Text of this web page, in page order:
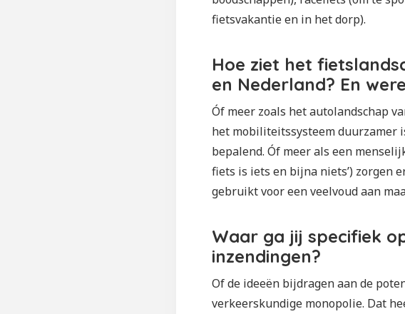
fietsvakantie en in het dorp).
Hoe ziet het
en Nederland? En
Óf meer zoals het autolandschap
het mobiliteitssysteem duurzamer
bepalend. Óf meer als een
fiets is iets en bijna niets’) zorgen
gebruikt voor een veelvoud aan
Waar ga jij specifiek
inzendingen?
Of de ideeën bijdragen aan de
verkeerskundige monopolie. Dat